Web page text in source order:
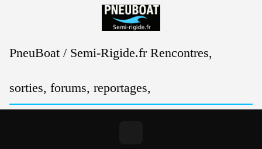
PneuBoat / Semi-Rigide.fr Rencontres,
sorties, forums, reportages,